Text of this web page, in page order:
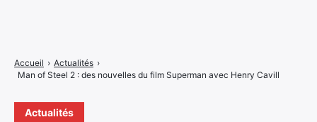
Actualités
Accueil › Actualités ›
Man of Steel 2 : des nouvelles du film Superman avec Henry Cavill